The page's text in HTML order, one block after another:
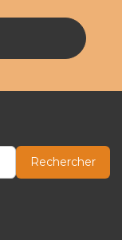
Rechercher